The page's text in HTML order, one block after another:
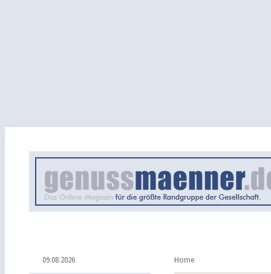
09.08.2026
Home